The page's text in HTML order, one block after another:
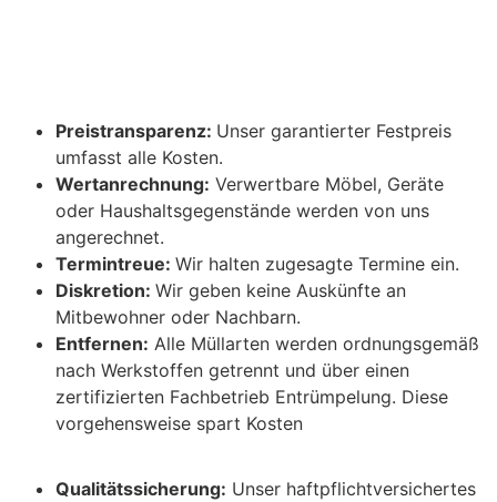
Preistransparenz: Unser garantierter Festpreis
umfasst alle Kosten.
Wertanrechnung: Verwertbare Möbel, Geräte
oder Haushaltsgegenstände werden von uns
angerechnet.
Termintreue: Wir halten zugesagte Termine ein.
Diskretion: Wir geben keine Auskünfte an
Mitbewohner oder Nachbarn.
Entfernen: Alle Müllarten werden ordnungsgemäß
nach Werkstoffen getrennt und über einen
zertifizierten Fachbetrieb Entrümpelung. Diese
vorgehensweise spart Kosten
Qualitätssicherung: Unser haftpflichtversichertes